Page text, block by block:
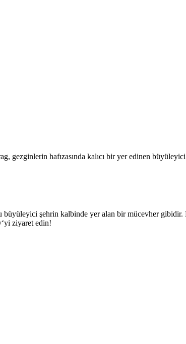
hafızasında kalıcı bir yer edinen
şehrin kalbinde yer alan bir mücevher gibidir.
ziyaret edin!